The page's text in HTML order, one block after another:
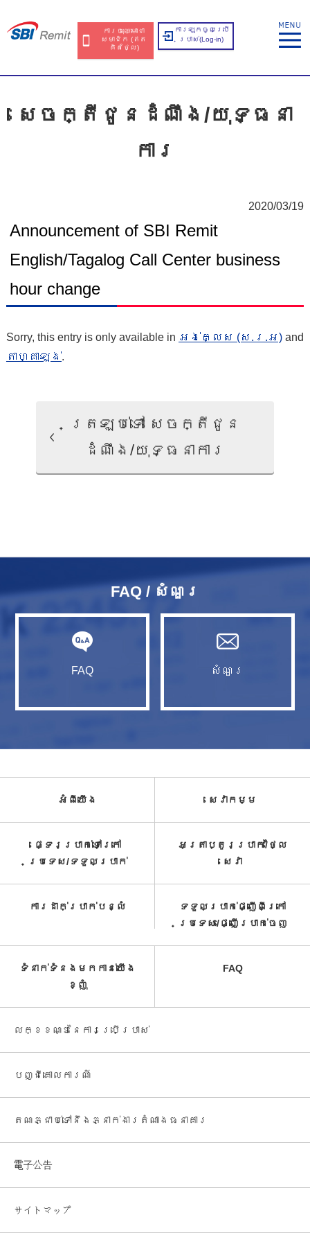
ការចុះឈ្មោះជា
សមាជិក​​ (ឥត​
គិត​ថ្លៃ​)
ការឡុកចូលប្រើ
ប្រាស់​(Log-in)
សេចក្តីជូនដំណឹង/យុទ្ធនា
ការ
2020/03/19
Announcement of SBI Remit
English/Tagalog Call Center business
hour change
Sorry, this entry is only available in អង់គ្លេស (ស.រ.អ)and
តាហ្គាឡង់.
ត្រឡប់ទៅ សេចក្តីជូន
ដំណឹង/យុទ្ធនាការ
FAQ / សំណួរ​
FAQ សំណួរ​
អំពី​យើង សេវាកម្ម​
ផ្ទេរប្រាក់ទៅក្រៅ
ប្រទេស/ទទួល​ប្រាក់​
អត្រាប្តូរប្រាក់/ថ្លៃ
សេវា​
ការដាក់ប្រាក់បន្លំ
ទទួលប្រាក់ផ្ញើពីក្រៅ
ប្រទេស/ផ្ញើប្រាក់ចេញ
ទំនាក់ទំនងមកកាន់យើង
ខ្ញុំ
FAQ
លក្ខខណ្ឌនៃការប្រើប្រាស់
បញ្ជី​គោលការណ៍
តណភ្ជាប់ទៅនឹងភ្នាក់ងារតំណាងធនាគារ
電子公告
サイトマップ